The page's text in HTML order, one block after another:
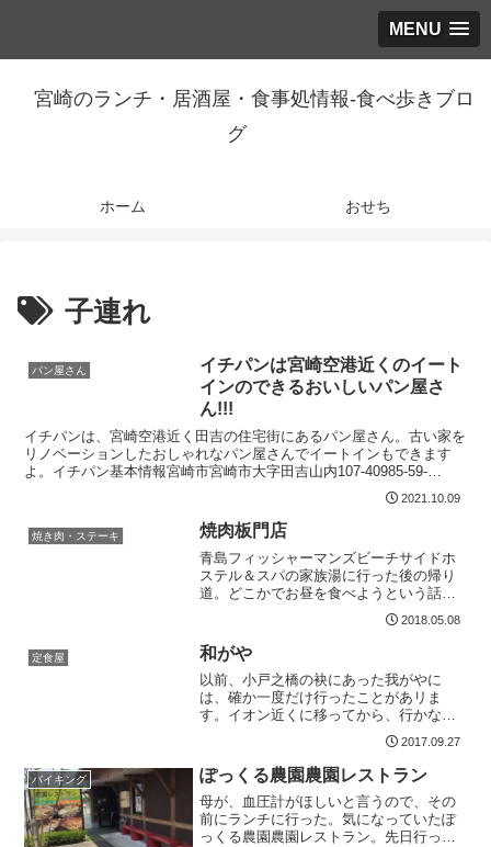
MENU
宮崎のランチ・居酒屋・食事処情報-食べ歩きブロ
グ
ホーム おせち
子連れ
パン屋さん
イチパンは宮崎空港近くのイート
インのできるおいしいパン屋さ
ん!!!
イチパンは、宮崎空港近く田吉の住宅街にあるパン屋さん。古い家を
リノベーションしたおしゃれなパン屋さんでイートインもできます
よ。イチパン基本情報宮崎市宮崎市大字田吉山内107-40985-59-
2021.10.09
焼き肉・ステーキ 焼肉板門店
青島フィッシャーマンズビーチサイドホ
ステル＆スパの家族湯に行った後の帰り
道。どこかでお昼を食べようという話に
なりました。頭の中に肉が食べたい。僕
がはじき出した答えが、焼肉板門店でし
た。初になります。ホットペッパーグル
メで板門店を見てみる。ク...
2018.05.08
定食屋 和がや
以前、小戸之橋の袂にあった我がやに
は、確か一度だけ行ったことがあリま
す。イオン近くに移ってから、行かなく
てはと、ずっと気になっていたていたお
食事処です。お客さんがいっぱいまず、
駐車場ですが、店舗の前に5台ほど停める
ことが出来ます。今回もう満...
2017.09.27
バイキング ぽっくる農園農園レストラン
母が、血圧計がほしいと言うので、その
前にランチに行った。気になっていたぽ
っくる農園農園レストラン。先日行った